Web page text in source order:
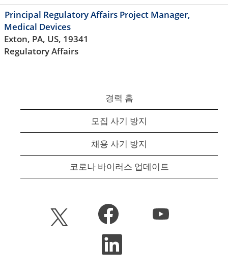
Principal Regulatory Affairs Project Manager,
Medical Devices
Exton, PA, US, 19341
Regulatory Affairs
경력 홈
모집 사기 방지
채용 사기 방지
코로나 바이러스 업데이트
새
탭
에
새
탭
에
니
탭
에
새
탭
에